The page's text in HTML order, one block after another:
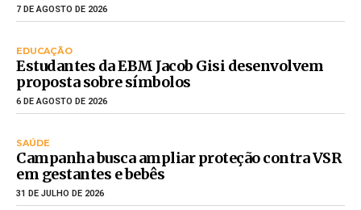
7 DE AGOSTO DE 2026
EDUCAÇÃO
Estudantes da EBM Jacob Gisi desenvolvem
proposta sobre símbolos
6 DE AGOSTO DE 2026
SAÚDE
Campanha busca ampliar proteção contra VSR
em gestantes e bebês
31 DE JULHO DE 2026